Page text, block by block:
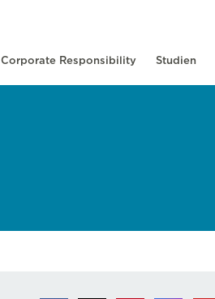
Corporate Responsibility Studien